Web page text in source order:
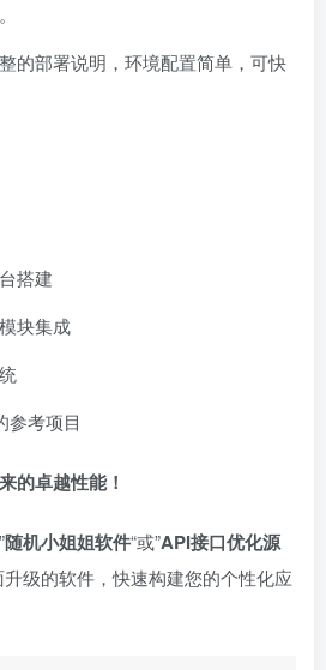
的部署说明，环境配置简单，可快
搭建
块集成
参考项目
的卓越性能！
随机小姐姐软件“或”API接口优化源
级的软件，快速构建您的个性化应